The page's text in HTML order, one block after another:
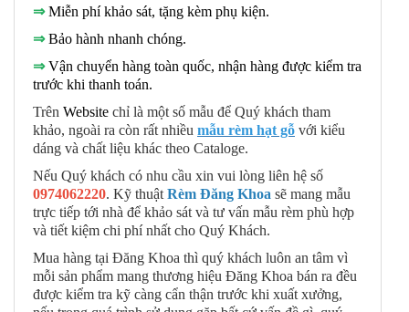
⇒ Miễn phí khảo sát, tặng kèm phụ kiện.
⇒ Bảo hành nhanh chóng.
⇒Vận chuyển hàng toàn quốc, nhận hàng được kiểm tra
trước khi thanh toán.
Trên Website chỉ là một số mẫu để Quý khách tham
khảo, ngoài ra còn rất nhiều mẫu rèm hạt gỗ với kiểu
dáng và chất liệu khác theo Cataloge.
Nếu Quý khách có nhu cầu xin vui lòng liên hệ số
0974062220. Kỹ thuật Rèm Đăng Khoa sẽ mang mẫu
trực tiếp tới nhà để khảo sát và tư vấn mẫu rèm phù hợp
và tiết kiệm chi phí nhất cho Quý Khách.
Mua hàng tại Đăng Khoa thì quý khách luôn an tâm vì
mỗi sản phẩm mang thương hiệu Đăng Khoa bán ra đều
được kiểm tra kỹ càng cẩn thận trước khi xuất xưởng,